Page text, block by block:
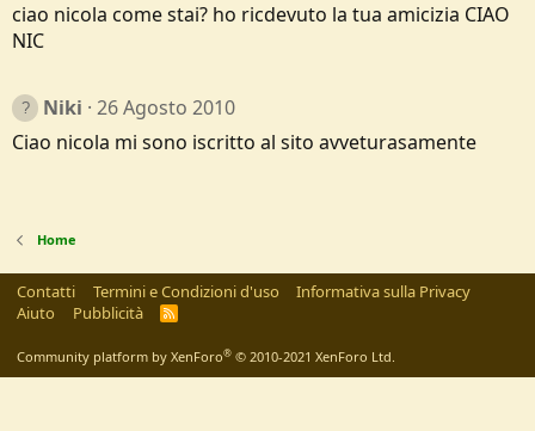
ciao nicola come stai? ho ricdevuto la tua amicizia CIAO
NIC
Niki
26 Agosto 2010
Ciao nicola mi sono iscritto al sito avveturasamente
Home
Contatti Termini e Condizioni d'uso
Informativa sulla Privacy
Aiuto
Pubblicità
R
S
Community platform by XenForo® © 2010-2021 XenForo Ltd.